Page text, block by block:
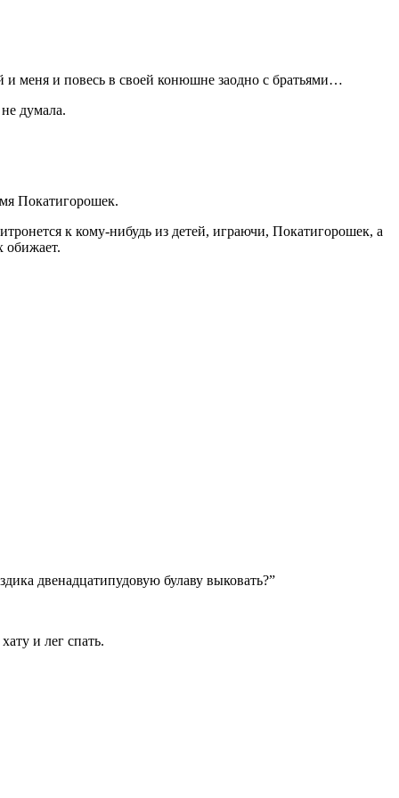
и меня и повесь в своей конюшне заодно с братьями…
думала.
Покатигорошек.
к кому-нибудь из детей, играючи, Покатигорошек, а
обижает.
двенадцатипудовую булаву выковать?”
и лег спать.